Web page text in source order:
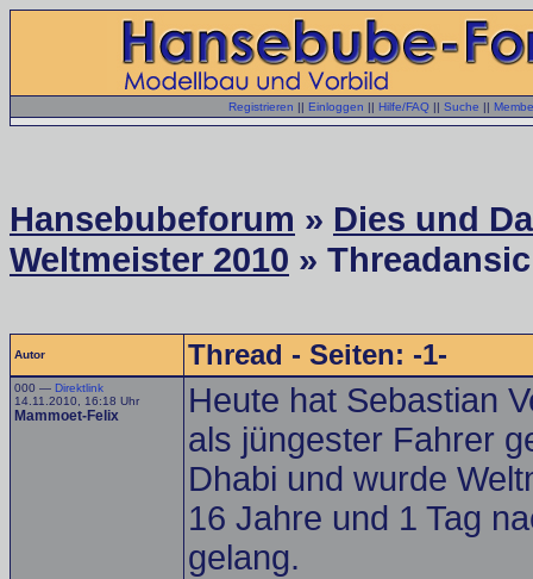
Registrieren || Einloggen || Hilfe/FAQ || Suche ||
Hansebubeforum » Dies und
Weltmeister 2010 »
Autor Thread - Seiten: -1-
000 — Direktlink
14.11.2010, 16:18 Uhr
Mammoet-Felix
Heute hat Sebastian
als jüngester Fahrer
Dhabi und wurde
16 Jahre und 1 Tag
gelang.